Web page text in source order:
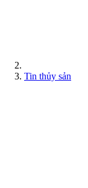
Tin thủy sản